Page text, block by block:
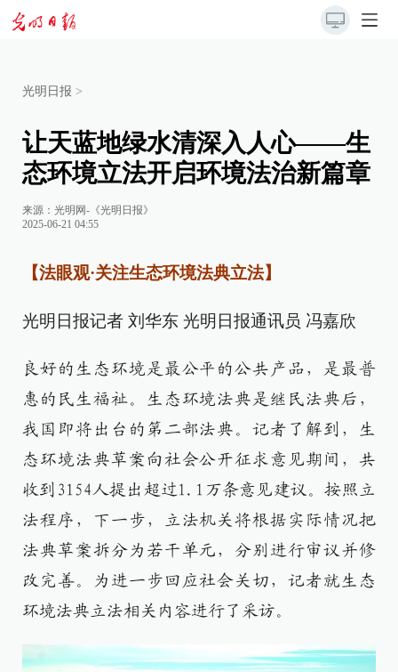
光明日报 >
让天蓝地绿水清深入人心——生
态环境立法开启环境法治新篇章
来源： 光明网-《光明日报》
2025-06-21 04:55
【法眼观·关注生态环境法典立法】
光明日报记者 刘华东 光明日报通讯员 冯嘉欣
良好的生态环境是最公平的公共产品，是最普
惠的民生福祉。生态环境法典是继民法典后，
我国即将出台的第二部法典。记者了解到，生
态环境法典草案向社会公开征求意见期间，共
收到3154人提出超过1.1万条意见建议。按照立
法程序，下一步，立法机关将根据实际情况把
法典草案拆分为若干单元，分别进行审议并修
改完善。为进一步回应社会关切，记者就生态
环境法典立法相关内容进行了采访。